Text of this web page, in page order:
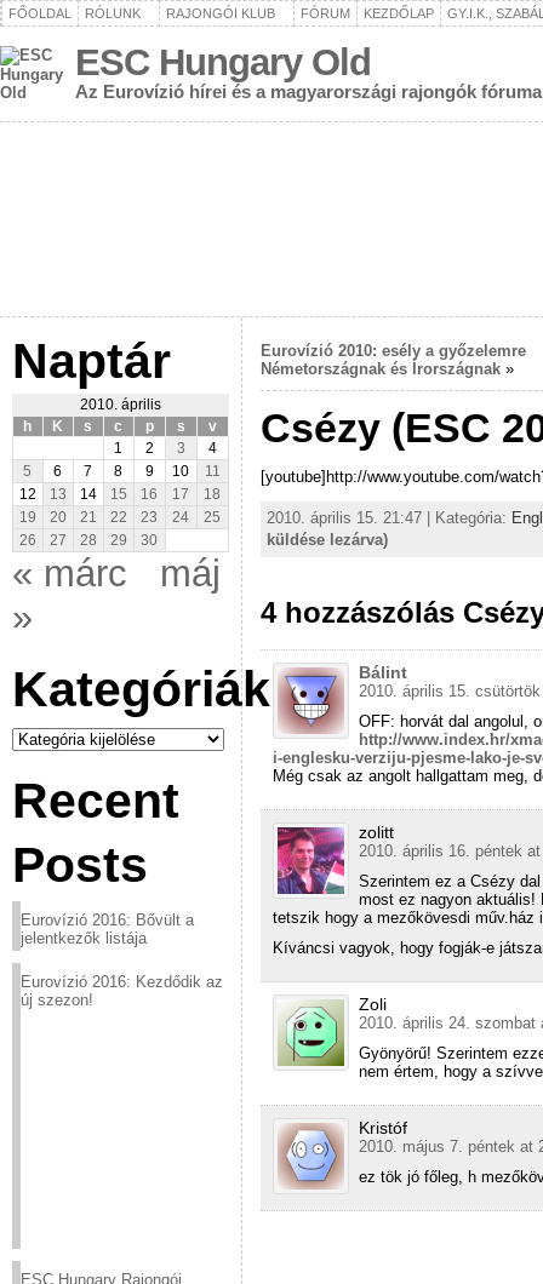
FŐOLDAL RÓLUNK RAJONGÓI KLUB FÓRUM KEZDŐLAP GY.I.K.,
ESC Hungary Old
Az Eurovízió hírei és a magyarországi rajongók fóruma
Naptár
2010. április
h
K s c p s
v
1
2 3
4
5
6 7 8 9 10
11
12
13 14 15 16 17
18
19
20 21 22 23 24
25
26
27 28 29 30
« márc
máj
»
Kategóriák
Kategóriák
Recent
Posts
Eurovízió 2016: Bővült a
jelentkezők listája
Eurovízió 2016: Kezdődik az
új szezon!
ESC Hungary Rajongói
Eurovízió 2010: esély a győzelemre
Németországnak és Írországnak »
Csézy (ESC
[youtube]http://www.youtube.com/
2010. április 15. 21:47 | Kategória:
küldése lezárva)
4 hozzászólás
Bálint
2010. április 15.
OFF: horvát dal angolul,
http://www.index.hr/
i-englesku-verziju-pjesme-lako-je-
Még csak az angolt hallgattam meg,
zolitt
2010. április 16. péntek
Szerintem ez a Csézy
most ez nagyon aktuális!
tetszik hogy a mezőkövesdi műv.ház
Kíváncsi vagyok, hogy fogják-e
Zoli
2010. április 24. szombat
Gyönyörű! Szerintem
nem értem, hogy a
Kristóf
2010. május 7. péntek at
ez tök jó főleg, h